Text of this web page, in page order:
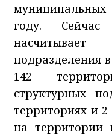
году.
подразделения
142
структурных
территориях и
на территории